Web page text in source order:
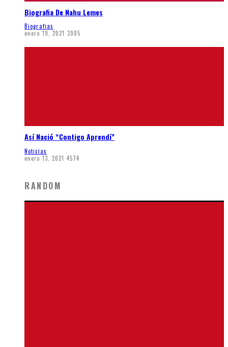
Biografia De Nahu Lemes
Biografias
enero 19, 2021 3985
Así Nació “Contigo Aprendí”
Noticias
enero 13, 2021 4574
RANDOM